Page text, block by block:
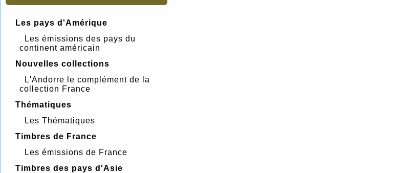
Les pays d'Amérique
Les émissions des pays du
continent américain
Nouvelles collections
L'Andorre le complément de la
collection France
Thématiques
Les Thématiques
Timbres de France
Les émissions de France
Timbres des pays d'Asie